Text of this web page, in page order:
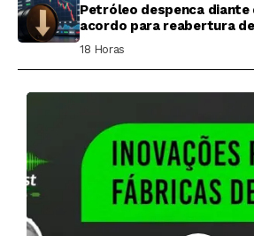
Petróleo despenca
acordo para reabertura
18 Horas ⁮